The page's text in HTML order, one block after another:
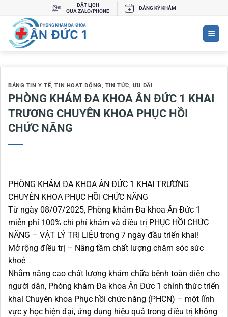
dung
ĐẶT LỊCH
QUA ZALO/PHONE
ĐĂNG KÝ KHÁM
BẢNG TIN Y TẾ,TIN HOẠT ĐỘNG, TIN TỨC, ƯU ĐÃI
PHÒNG KHÁM ĐA KHOA ÂN ĐỨC 1 KHAI
TRƯƠNG CHUYÊN KHOA PHỤC HỒI
CHỨC NĂNG
PHÒNG KHÁM ĐA KHOA ÂN ĐỨC 1 KHAI TRƯƠNG
CHUYÊN KHOA PHỤC HỒI CHỨC NĂNG
Từ ngày 08/07/2025, Phòng khám Đa khoa Ân Đức 1
miễn phí 100% chi phí khám và điều trị PHỤC HỒI CHỨC
NĂNG – VẬT LÝ TRỊ LIỆU trong 7 ngày đầu triển khai!
Mở rộng điều trị – Nâng tầm chất lượng chăm sóc sức
khoẻ
Nhằm nâng cao chất lượng khám chữa bệnh toàn diện cho
người dân, Phòng khám Đa khoa Ân Đức 1 chính thức triển
khai Chuyên khoa Phục hồi chức năng (PHCN) – một lĩnh
vực y học hiện đại, ứng dụng hiệu quả trong điều trị không